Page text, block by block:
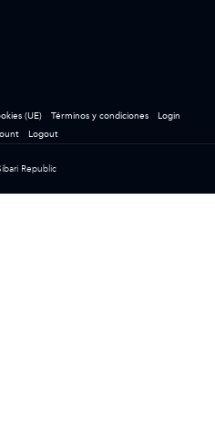
(UE) Términos y condiciones
Login
Logout
Republic